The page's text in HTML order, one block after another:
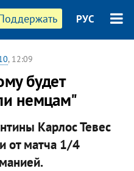
РУС
, 12:09
будет
немцам"
Карлос Тевес
от матча 1/4